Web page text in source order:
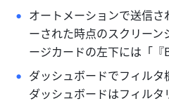
オートメーションで送信
ーされた時点のスクリー
ージカードの左下には「『
ダッシュボードでフィル
ダッシュボードはフィルタ